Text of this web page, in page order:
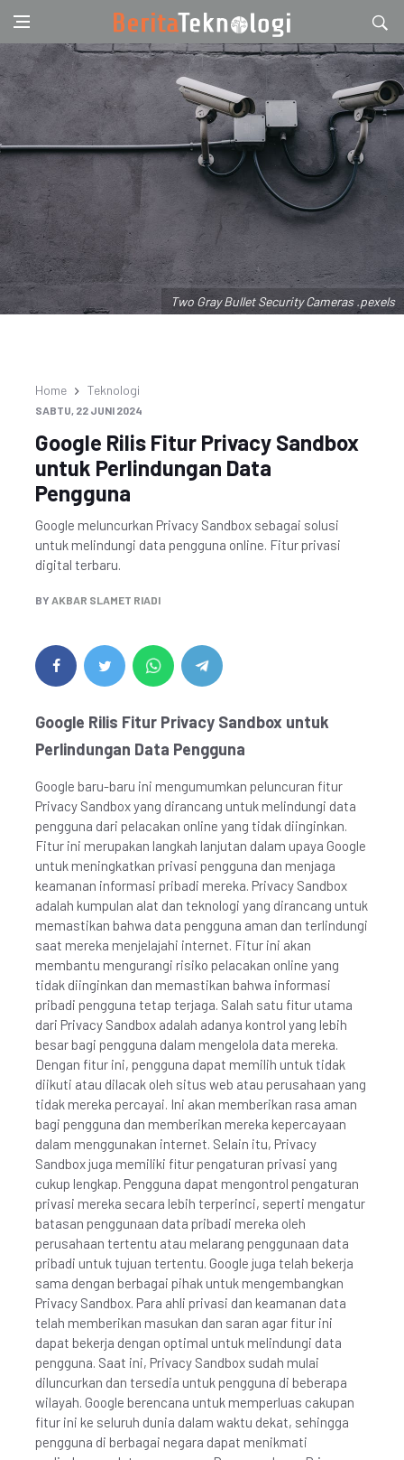
Two Gray Bullet Security Cameras .pexels
Home Teknologi
SABTU, 22 JUNI 2024
Google Rilis Fitur Privacy Sandbox
untuk Perlindungan Data
Pengguna
Google meluncurkan Privacy Sandbox sebagai solusi
untuk melindungi data pengguna online. Fitur privasi
digital terbaru.
BY AKBAR SLAMET RIADI
Google Rilis Fitur Privacy Sandbox untuk
Perlindungan Data Pengguna
Google baru-baru ini mengumumkan peluncuran fitur
Privacy Sandbox yang dirancang untuk melindungi data
pengguna dari pelacakan online yang tidak diinginkan.
Fitur ini merupakan langkah lanjutan dalam upaya Google
untuk meningkatkan privasi pengguna dan menjaga
keamanan informasi pribadi mereka. Privacy Sandbox
adalah kumpulan alat dan teknologi yang dirancang untuk
memastikan bahwa data pengguna aman dan terlindungi
saat mereka menjelajahi internet. Fitur ini akan
membantu mengurangi risiko pelacakan online yang
tidak diinginkan dan memastikan bahwa informasi
pribadi pengguna tetap terjaga. Salah satu fitur utama
dari Privacy Sandbox adalah adanya kontrol yang lebih
besar bagi pengguna dalam mengelola data mereka.
Dengan fitur ini, pengguna dapat memilih untuk tidak
diikuti atau dilacak oleh situs web atau perusahaan yang
tidak mereka percayai. Ini akan memberikan rasa aman
bagi pengguna dan memberikan mereka kepercayaan
dalam menggunakan internet. Selain itu, Privacy
Sandbox juga memiliki fitur pengaturan privasi yang
cukup lengkap. Pengguna dapat mengontrol pengaturan
privasi mereka secara lebih terperinci, seperti mengatur
batasan penggunaan data pribadi mereka oleh
perusahaan tertentu atau melarang penggunaan data
pribadi untuk tujuan tertentu. Google juga telah bekerja
sama dengan berbagai pihak untuk mengembangkan
Privacy Sandbox. Para ahli privasi dan keamanan data
telah memberikan masukan dan saran agar fitur ini
dapat bekerja dengan optimal untuk melindungi data
pengguna. Saat ini, Privacy Sandbox sudah mulai
diluncurkan dan tersedia untuk pengguna di beberapa
wilayah. Google berencana untuk memperluas cakupan
fitur ini ke seluruh dunia dalam waktu dekat, sehingga
pengguna di berbagai negara dapat menikmati